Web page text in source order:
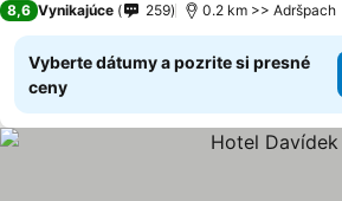
8,6 Vynikajúce 259 0.2 km >> Adršpach
Vyberte dátumy a pozrite si presné
ceny